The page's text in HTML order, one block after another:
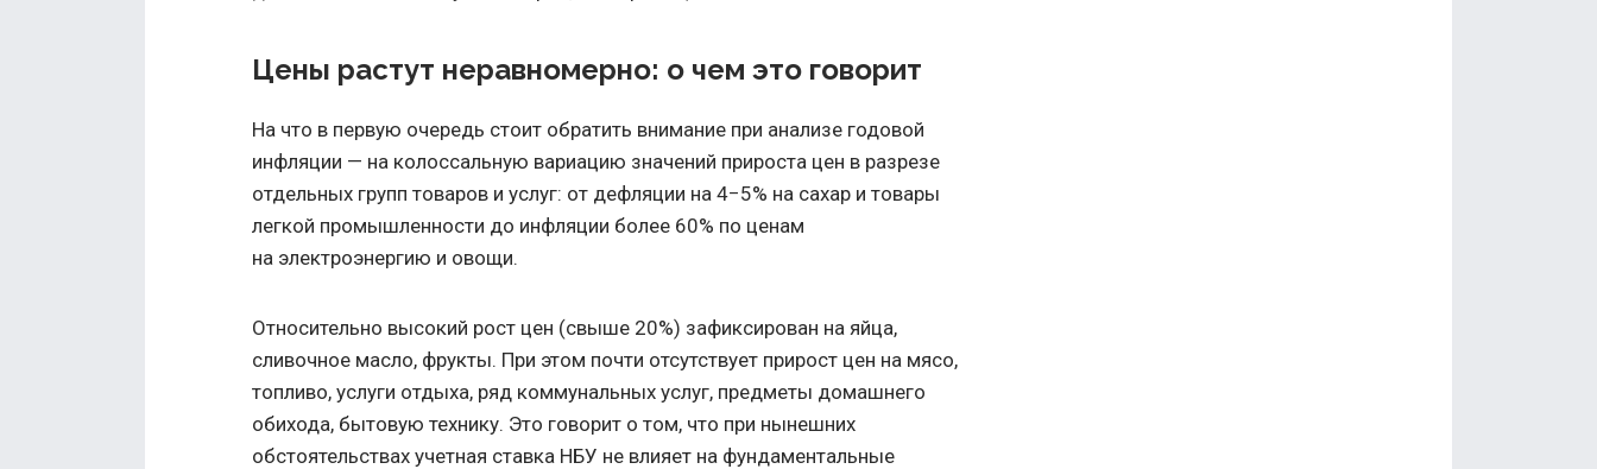
Цены растут неравномерно: о чем это говорит
На что в первую очередь стоит обратить внимание при анализе годовой
инфляции — на колоссальную вариацию значений прироста цен в разрезе
отдельных групп товаров и услуг: от дефляции на 4−5% на сахар и товары
легкой промышленности до инфляции более 60% по ценам
на электроэнергию и овощи.
Относительно высокий рост цен (свыше 20%) зафиксирован на яйца,
сливочное масло, фрукты. При этом почти отсутствует прирост цен на мясо,
топливо, услуги отдыха, ряд коммунальных услуг, предметы домашнего
обихода, бытовую технику. Это говорит о том, что при нынешних
обстоятельствах учетная ставка НБУ не влияет на фундаментальные